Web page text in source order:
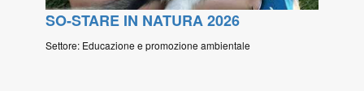
SO-STARE IN NATURA 2026
Settore: Educazione e promozione ambientale